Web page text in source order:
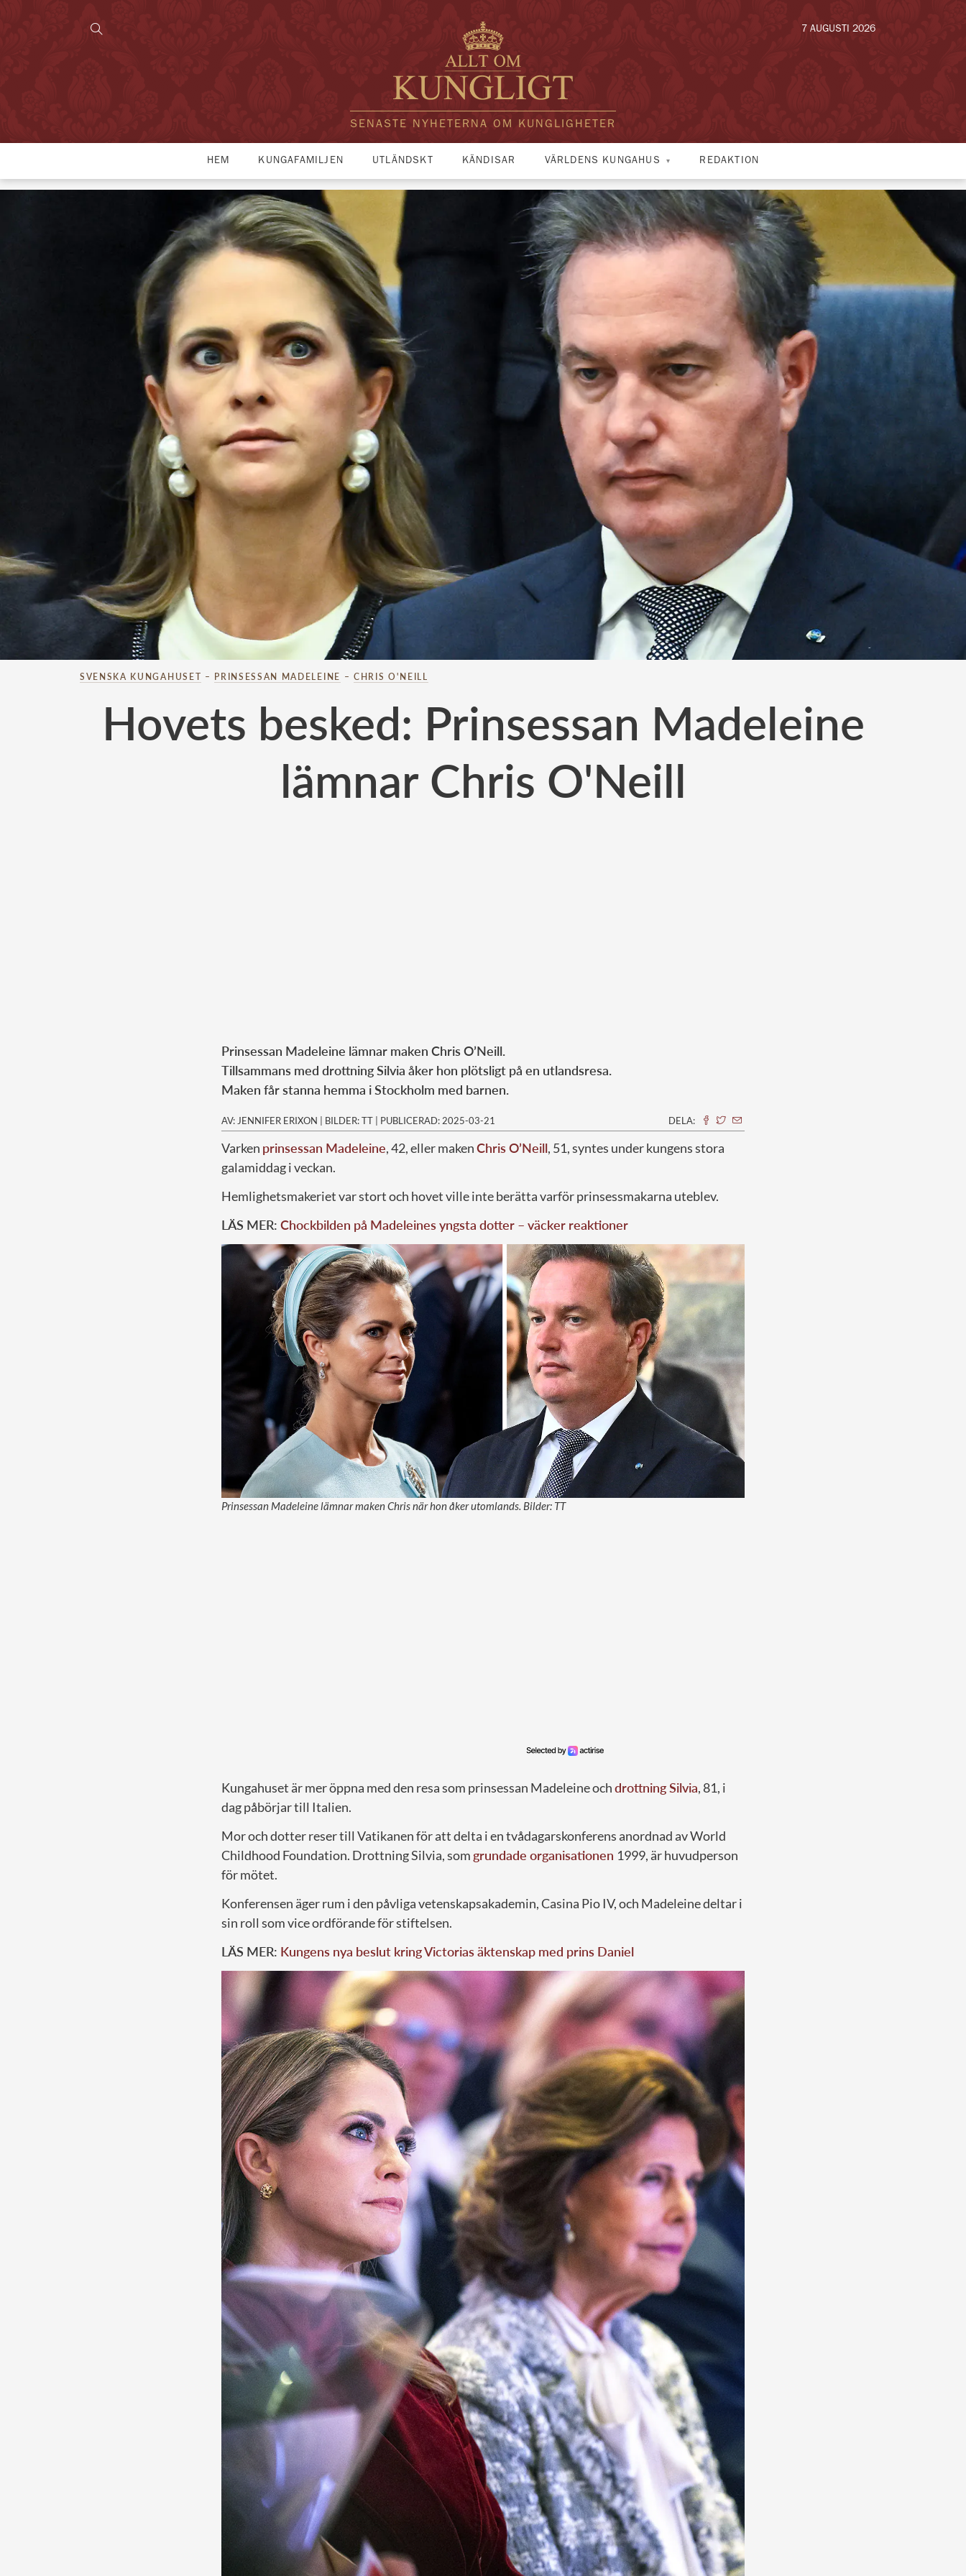
SENASTE NYHETERNA OM KUNGLIGHETER
7 AUGUSTI 2026
HEM KUNGAFAMILJEN UTLÄNDSKT KÄNDISAR VÄRLDENS KUNGAHUS REDAKTION
SVENSKA KUNGAHUSET – PRINSESSAN MADELEINE – CHRIS O'NEILL
Hovets besked: Prinsessan Madeleine
lämnar Chris O'Neill
Prinsessan Madeleine lämnar maken Chris O’Neill.
Tillsammans med drottning Silvia åker hon plötsligt på en utlandsresa.
Maken får stanna hemma i Stockholm med barnen.
AV: JENNIFER ERIXON | BILDER: TT | PUBLICERAD: 2025-03-21 DELA:
Varken prinsessan Madeleine, 42, eller makenChris O’Neill, 51, syntes under kungens stora
galamiddag i veckan.
Hemlighetsmakeriet var stort och hovet ville inte berätta varför prinsessmakarna uteblev.
LÄS MER: Chockbilden på Madeleines yngsta dotter – väcker reaktioner
Prinsessan Madeleine lämnar maken Chris när hon åker utomlands. Bilder: TT
Kungahuset är mer öppna med den resa som prinsessan Madeleine ochdrottning Silvia, 81, i
dag påbörjar till Italien.
Mor och dotter reser till Vatikanen för att delta i en tvådagarskonferens anordnad av World
Childhood Foundation. Drottning Silvia, somgrundade organisationen 1999, är huvudperson
för mötet.
Konferensen äger rum i den påvliga vetenskapsakademin, Casina Pio IV, och Madeleine deltar i
sin roll som vice ordförande för stiftelsen.
LÄS MER: Kungens nya beslut kring Victorias äktenskap med prins Daniel